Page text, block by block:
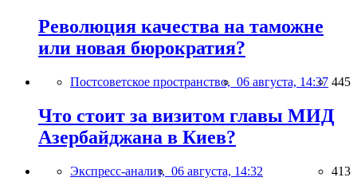
Революция качества на таможне
или новая бюрократия?
Постсоветское пространство, 06 августа, 14:37 445
Что стоит за визитом главы МИД
Азербайджана в Киев?
Экспресс-анализ, 06 августа, 14:32 413